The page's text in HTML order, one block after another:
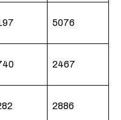
5076
2467
2886